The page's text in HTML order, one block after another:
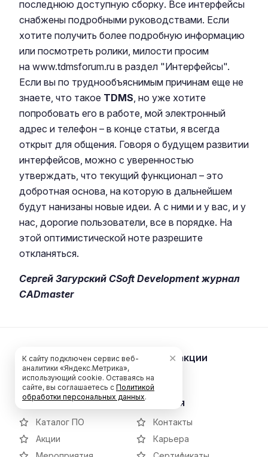
последнюю доступную сборку. Все интерфейсы
снабжены подробными руководствами. Если
хотите получить более подробную информацию
или посмотреть ролики, милости просим
на www.tdmsforum.ru в раздел "Интерфейсы".
Если вы по труднообъяснимым причинам еще не
знаете, что такое TDMS, но уже хотите
попробовать его в работе, мой электронный
адрес и телефон – в конце статьи, я всегда
открыт для общения. Говоря о будущем развитии
интерфейсов, можно с уверенностью
утверждать, что текущий функционал – это
добротная основа, на которую в дальнейшем
будут нанизаны новые идеи. А с ними и у вас, и у
нас, дорогие пользователи, все в порядке. На
этой оптимистической ноте разрешите
откланяться.
Сергей Загурский CSoft Development журнал
CADmaster
Подписатьсяна новости и акции
Магазин
Каталог ПО
Акции
Компания
Контакты
Карьера
К сайту подключен сервис веб-
аналитики «Яндекс.Метрика»,
использующий cookie. Оставаясь на
сайте, вы соглашаетесь с Политикой
обработки персональных данных.
✕